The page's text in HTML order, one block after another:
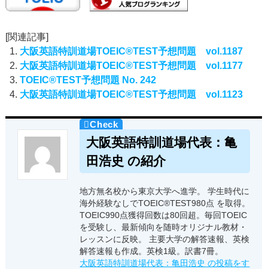
[関連記事]
大阪英語特訓道場TOEIC®TEST予想問題 vol.1187
大阪英語特訓道場TOEIC®TEST予想問題 vol.1177
TOEIC®TEST予想問題 No. 242
大阪英語特訓道場TOEIC®TEST予想問題 vol.1123
大阪英語特訓道場代表：亀
田浩史 の紹介
地方無名校から東京大学へ進学。 学生時代に
海外経験なしでTOEIC®TEST980点 を取得。
TOEIC990点獲得回数は80回超。毎回TOEIC
を受験し、最新傾向を随時オリジナル教材・
レッスンに反映。 主要大学の解答速報、英検
解答速報も作成。英検1級。訳書7冊。
大阪英語特訓道場代表：亀田浩史 の投稿をす